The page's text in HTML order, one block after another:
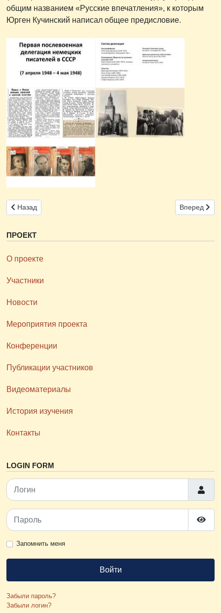
общим названием «Русские впечатления», к которым
Юрген Кучинский написал общее предисловие.
Предыдущий: 16-17 октября 2023 года в ИМЛИ РАН прошла
Назад Следующий:
Вперед
ПРОЕКТ
О проекте
Участники
Новости
Мероприятия проекта
Конференции
Публикации участников
Видеоматериалы
История изучения
Контакты
LOGIN FORM
Логин
Пароль
Запомнить меня
Войти
Забыли пароль?
Забыли логин?